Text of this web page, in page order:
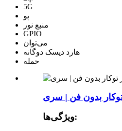
5G
پو
منبع نور
GPIO
می‌توان
هارد دیسک دوگانه
حمله
ویژگی‌ها: